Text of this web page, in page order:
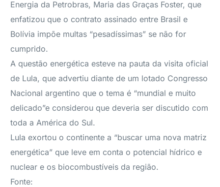
Energia da Petrobras, Maria das Graças Foster, que
enfatizou que o contrato assinado entre Brasil e
Bolívia impõe multas “pesadíssimas” se não for
cumprido.
A questão energética esteve na pauta da visita oficial
de Lula, que advertiu diante de um lotado Congresso
Nacional argentino que o tema é “mundial e muito
delicado”e considerou que deveria ser discutido com
toda a América do Sul.
Lula exortou o continente a “buscar uma nova matriz
energética” que leve em conta o potencial hídrico e
nuclear e os biocombustíveis da região.
Fonte: